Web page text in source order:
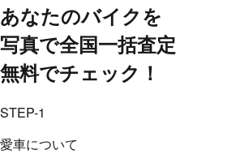
あなたのバイクを
写真で全国一括査定
無料でチェック！
STEP-1
愛車について